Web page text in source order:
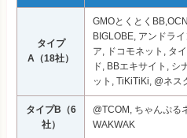
タイプ
A（18社）
GMOとくとく
BIGLOBE, アンドラ
ア, ドコモネット, タ
ド, BBエキサイト, シ
ット, TiKiTiKi, @ネス
タイプB（6
社）
@TCOM, ちゃんぷる
WAKWAK